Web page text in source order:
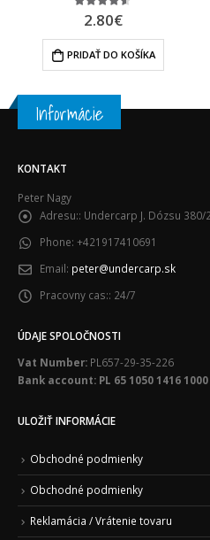
VÝBER MOŽNOSTÍ
Peter Nagy
Phone:
+421917410691
Email:
peter@undercarp.sk
Pracovny cas::
24/7
ÚDAJE SPOLOČNOSTI
Vat Number:PL657-29-35-226
ULOŽIŤ INFORMÁCIE
Obchodné podmienky
Obchodné podmienky
Reklamácia / Vrátenie tovaru
RODO